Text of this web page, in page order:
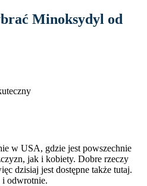
Minoksydyl od
w USA, gdzie jest powszechnie
jak i kobiety. Dobre rzeczy
dzisiaj jest dostępne także tutaj.
i odwrotnie.